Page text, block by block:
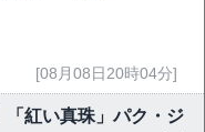
[08月08日20時04分]
「紅い真珠」パク・ジ